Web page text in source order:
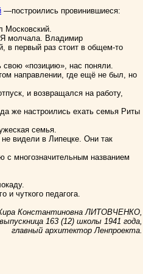
—построились провинившиеся:
Московский.
Я молчала. Владимир
в первый раз стоит в общем-то
свою «позицию», нас поняли.
направлении, где ещё не был, но
и возвращался на работу,
же настроились ехать семья Риты
семья.
видели в Липецке. Они так
многозначительным названием
и чуткого педагога.
Константиновна ЛИТОВЧЕНКО,
выпускница 163 (12) школы 1941 года,
главный архитектор Ленпроекта.